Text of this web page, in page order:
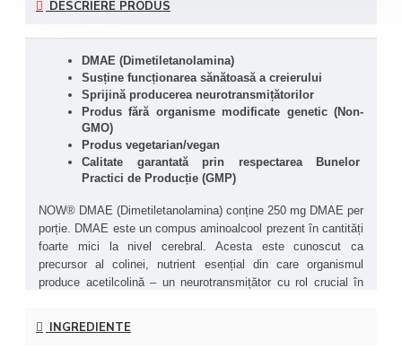
DESCRIERE PRODUS
DMAE (Dimetiletanolamina)
Susține funcționarea sănătoasă a creierului
Sprijină producerea neurotransmițătorilor
Produs fără organisme modificate genetic (Non-
GMO)
Produs vegetarian/vegan
Calitate garantată prin respectarea Bunelor
Practici de Producție (GMP)
NOW® DMAE (Dimetiletanolamina) conține 250 mg DMAE per
porție. DMAE este un compus aminoalcool prezent în cantități
foarte mici la nivel cerebral. Acesta este cunoscut ca
precursor al colinei, nutrient esențial din care organismul
produce acetilcolină – un neurotransmițător cu rol crucial în
INGREDIENTE